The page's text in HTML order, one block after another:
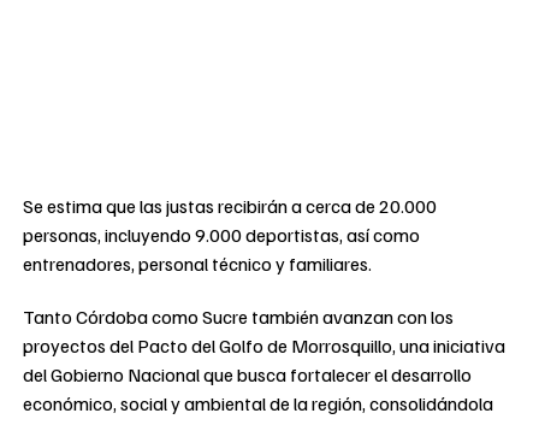
Se estima que las justas recibirán a cerca de 20.000
personas, incluyendo 9.000 deportistas, así como
entrenadores, personal técnico y familiares.
Tanto Córdoba como Sucre también avanzan con los
proyectos del Pacto del Golfo de Morrosquillo, una iniciativa
del Gobierno Nacional que busca fortalecer el desarrollo
económico, social y ambiental de la región, consolidándola